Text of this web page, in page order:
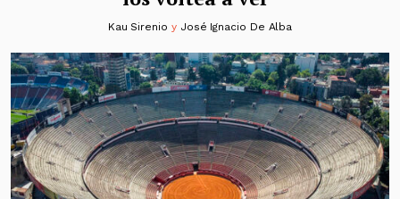
Kau Sirenio y José Ignacio De Alba